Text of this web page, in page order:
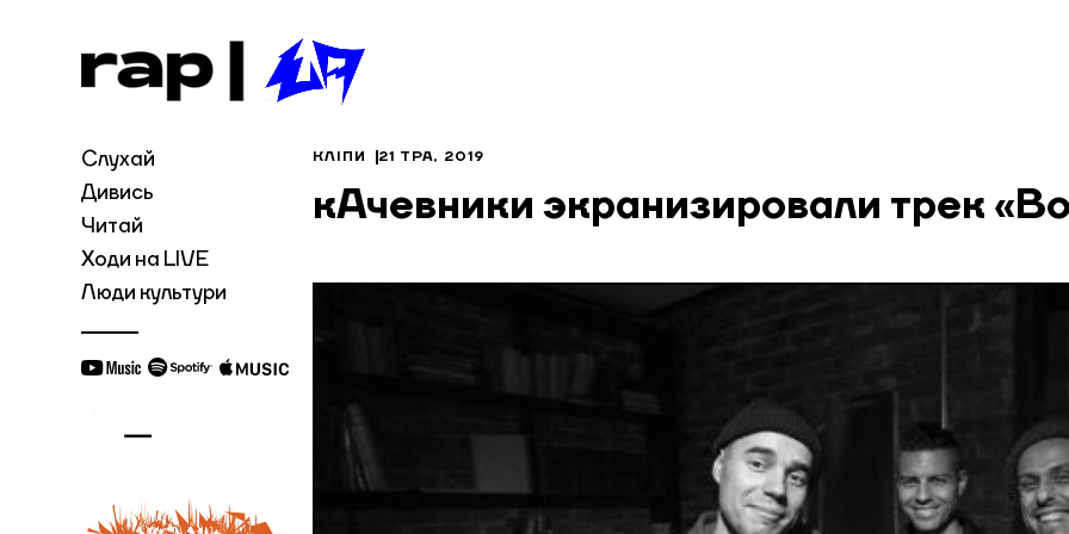
Слухай
Дивись
Читай
Ходи на LIVE
Люди культури
КЛІПИ 21 ТРА, 2019
кАчевники экранизировали трек